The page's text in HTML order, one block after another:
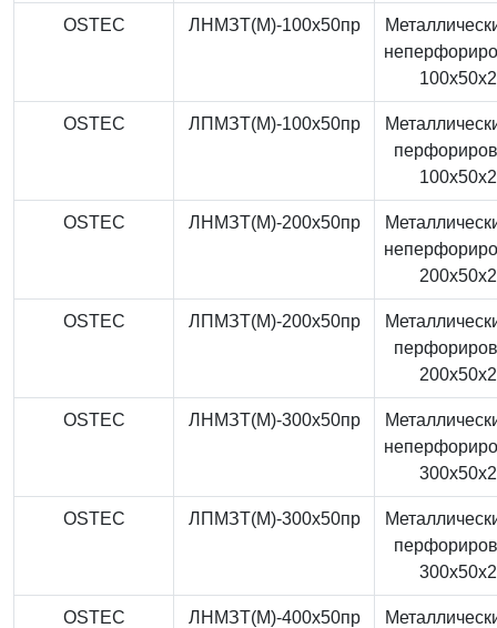
OSTEC ЛНМЗТ(М)-100x50пр
OSTEC ЛПМЗТ(М)-100x50пр
OSTEC ЛНМЗТ(М)-200x50пр
OSTEC ЛПМЗТ(М)-200x50пр
OSTEC ЛНМЗТ(М)-300x50пр
OSTEC ЛПМЗТ(М)-300x50пр
OSTEC ЛНМЗТ(М)-400x50пр